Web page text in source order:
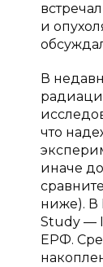
и
В
что
иначе
ниже). В
Study —
ЕРФ.